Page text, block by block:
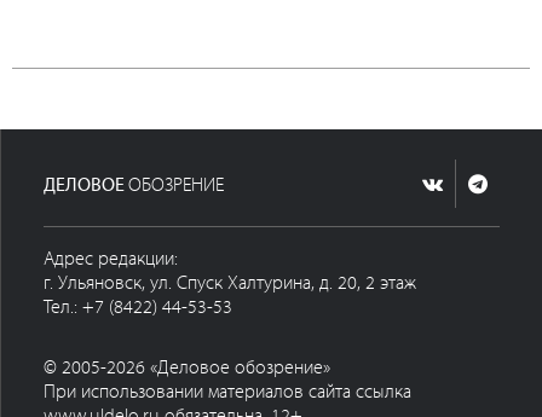
ДЕЛОВОЕОБОЗРЕНИЕ
Адрес редакции:
г. Ульяновск, ул. Спуск Халтурина, д. 20, 2 этаж
Тел.: +7 (8422) 44-53-53
© 2005-2026 «Деловое обозрение»
При использовании материалов сайта ссылка